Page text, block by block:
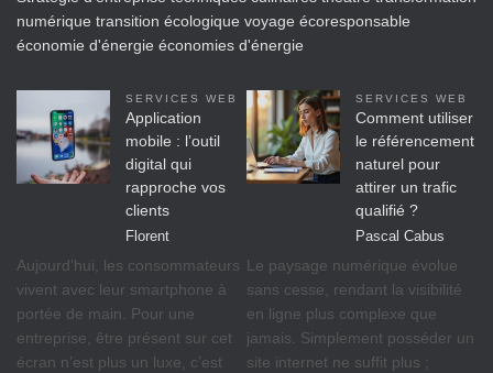
numérique transition écologique voyage écoresponsable
économie d'énergie économies d'énergie
SERVICES WEB
Application
mobile : l’outil
digital qui
rapproche vos
clients
Florent
Aujourd’hui, les consommateurs
vivent avec leur smartphone à
portée de main. Pour une
entreprise, être présent sur cet
écran n’est plus un luxe, c’est
SERVICES WEB
Comment utiliser
le référencement
naturel pour
attirer un trafic
qualifié ?
Pascal Cabus
Le paysage numérique évolue
sans cesse, rendant la visibilité
en ligne plus complexe que
jamais. Simplement posséder un
site internet ne suffit plus ;